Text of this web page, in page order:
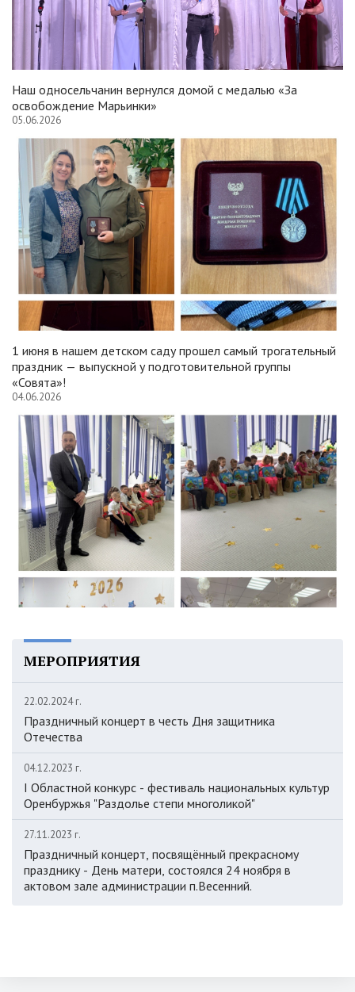
Наш односельчанин вернулся домой с медалью «За
освобождение Марьинки»
05.06.2026
1 июня в нашем детском саду прошел самый трогательный
праздник — выпускной у подготовительной группы
«Совята»!
04.06.2026
МЕРОПРИЯТИЯ
22.02.2024 г.
Праздничный концерт в честь Дня защитника
Отечества
04.12.2023 г.
I Областной конкурс - фестиваль национальных культур
Оренбуржья "Раздолье степи многоликой"
27.11.2023 г.
Праздничный концерт, посвящённый прекрасному
празднику - День матери, состоялся 24 ноября в
актовом зале администрации п.Весенний.